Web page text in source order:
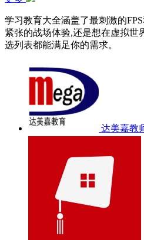
学习教育大全涵盖了最刺激的
紧张的战场体验,还是想在虚拟世
选列表都能满足你的需求。
达美嘉教